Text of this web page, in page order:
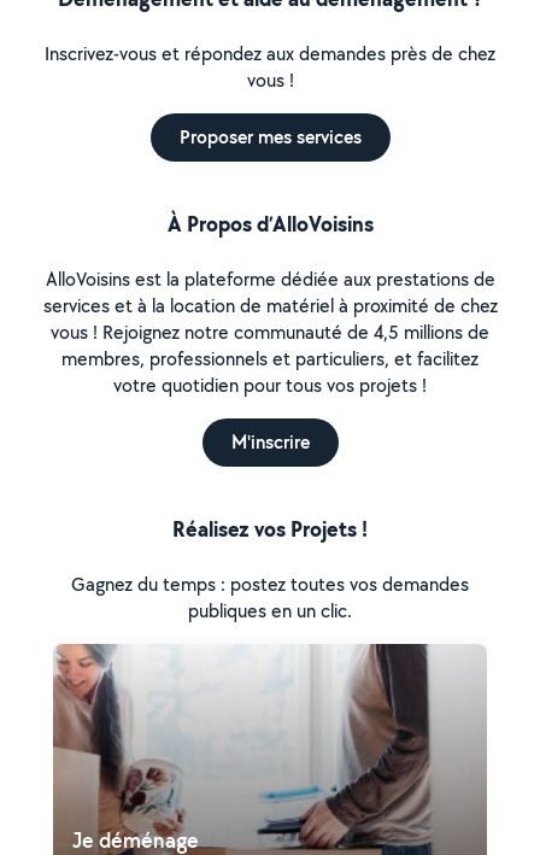
Inscrivez-vous et répondez aux demandes près de chez
vous !
Proposer mes services
À Propos d’AlloVoisins
AlloVoisins est la plateforme dédiée aux prestations de
services et à la location de matériel à proximité de chez
vous ! Rejoignez notre communauté de 4,5 millions de
membres, professionnels et particuliers, et facilitez
votre quotidien pour tous vos projets !
M'inscrire
Réalisez vos Projets !
Gagnez du temps : postez toutes vos demandes
publiques en un clic.
Je déménage